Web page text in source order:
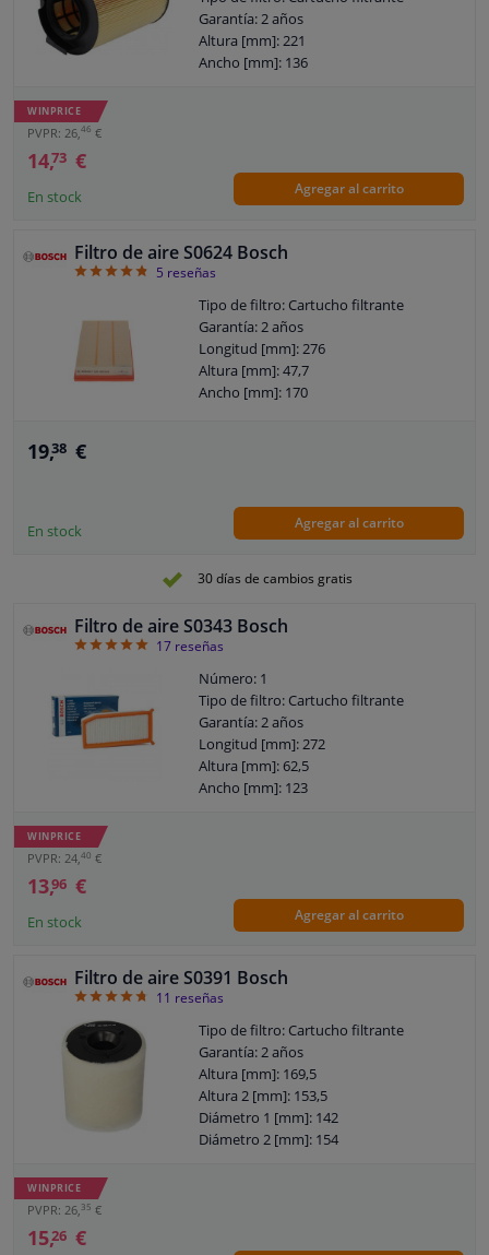
Garantía: 2 años
Altura [mm]: 221
Ancho [mm]: 136
WINPRICE
PVPR: 26, 46 €
14,73 €
En stock Agregar al carrito
Filtro de aire S0624 Bosch
4.8
5 reseñas
Tipo de filtro: Cartucho filtrante
Garantía: 2 años
Longitud [mm]: 276
Altura [mm]: 47,7
Ancho [mm]: 170
19,38 €
En stock Agregar al carrito
30 días de cambios gratis
Filtro de aire S0343 Bosch
4.94
17 reseñas
Número: 1
Tipo de filtro: Cartucho filtrante
Garantía: 2 años
Longitud [mm]: 272
Altura [mm]: 62,5
Ancho [mm]: 123
WINPRICE
PVPR: 24,40 €
13,96 €
En stock Agregar al carrito
Filtro de aire S0391 Bosch
4.73
11 reseñas
Tipo de filtro: Cartucho filtrante
Garantía: 2 años
Altura [mm]: 169,5
Altura 2 [mm]: 153,5
Diámetro 1 [mm]: 142
Diámetro 2 [mm]: 154
WINPRICE
PVPR: 26,35 €
15,26 €